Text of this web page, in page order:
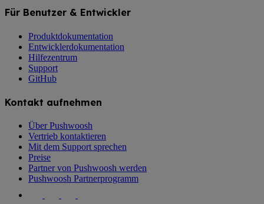
Für Benutzer & Entwickler
Produktdokumentation
Entwicklerdokumentation
Hilfezentrum
Support
GitHub
Kontakt aufnehmen
Über Pushwoosh
Vertrieb kontaktieren
Mit dem Support sprechen
Preise
Partner von Pushwoosh werden
Pushwoosh Partnerprogramm